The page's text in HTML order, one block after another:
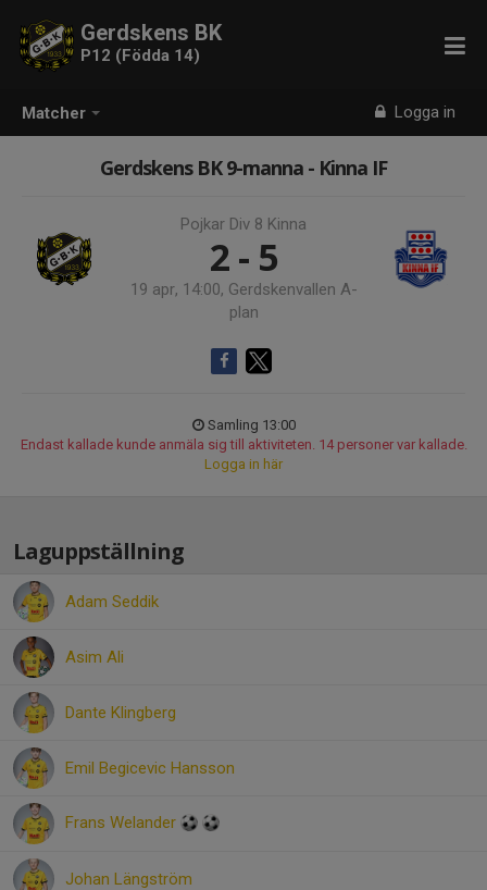
Matcher Logga in
Gerdskens BK
P12 (Födda 14)
Gerdskens BK 9-manna - Kinna IF
Pojkar Div 8 Kinna
2 - 5
19 apr, 14:00, Gerdskenvallen A-
plan
Samling 13:00
Endast kallade kunde anmäla sig till aktiviteten. 14 personer var kallade.
Logga in här
Laguppställning
Adam Seddik
Asim Ali
Dante Klingberg
Emil Begicevic Hansson
Frans Welander
Johan Längström